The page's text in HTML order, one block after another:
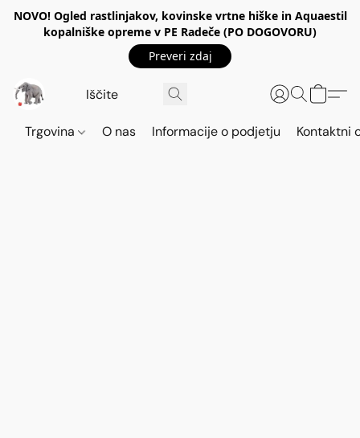
NOVO! Ogled rastlinjakov, kovinske vrtne hiške in Aquaestil
kopalniške opreme v PE Radeče (PO DOGOVORU)
Preveri zdaj
Trgovina O nas Informacije o podjetju Kontaktni